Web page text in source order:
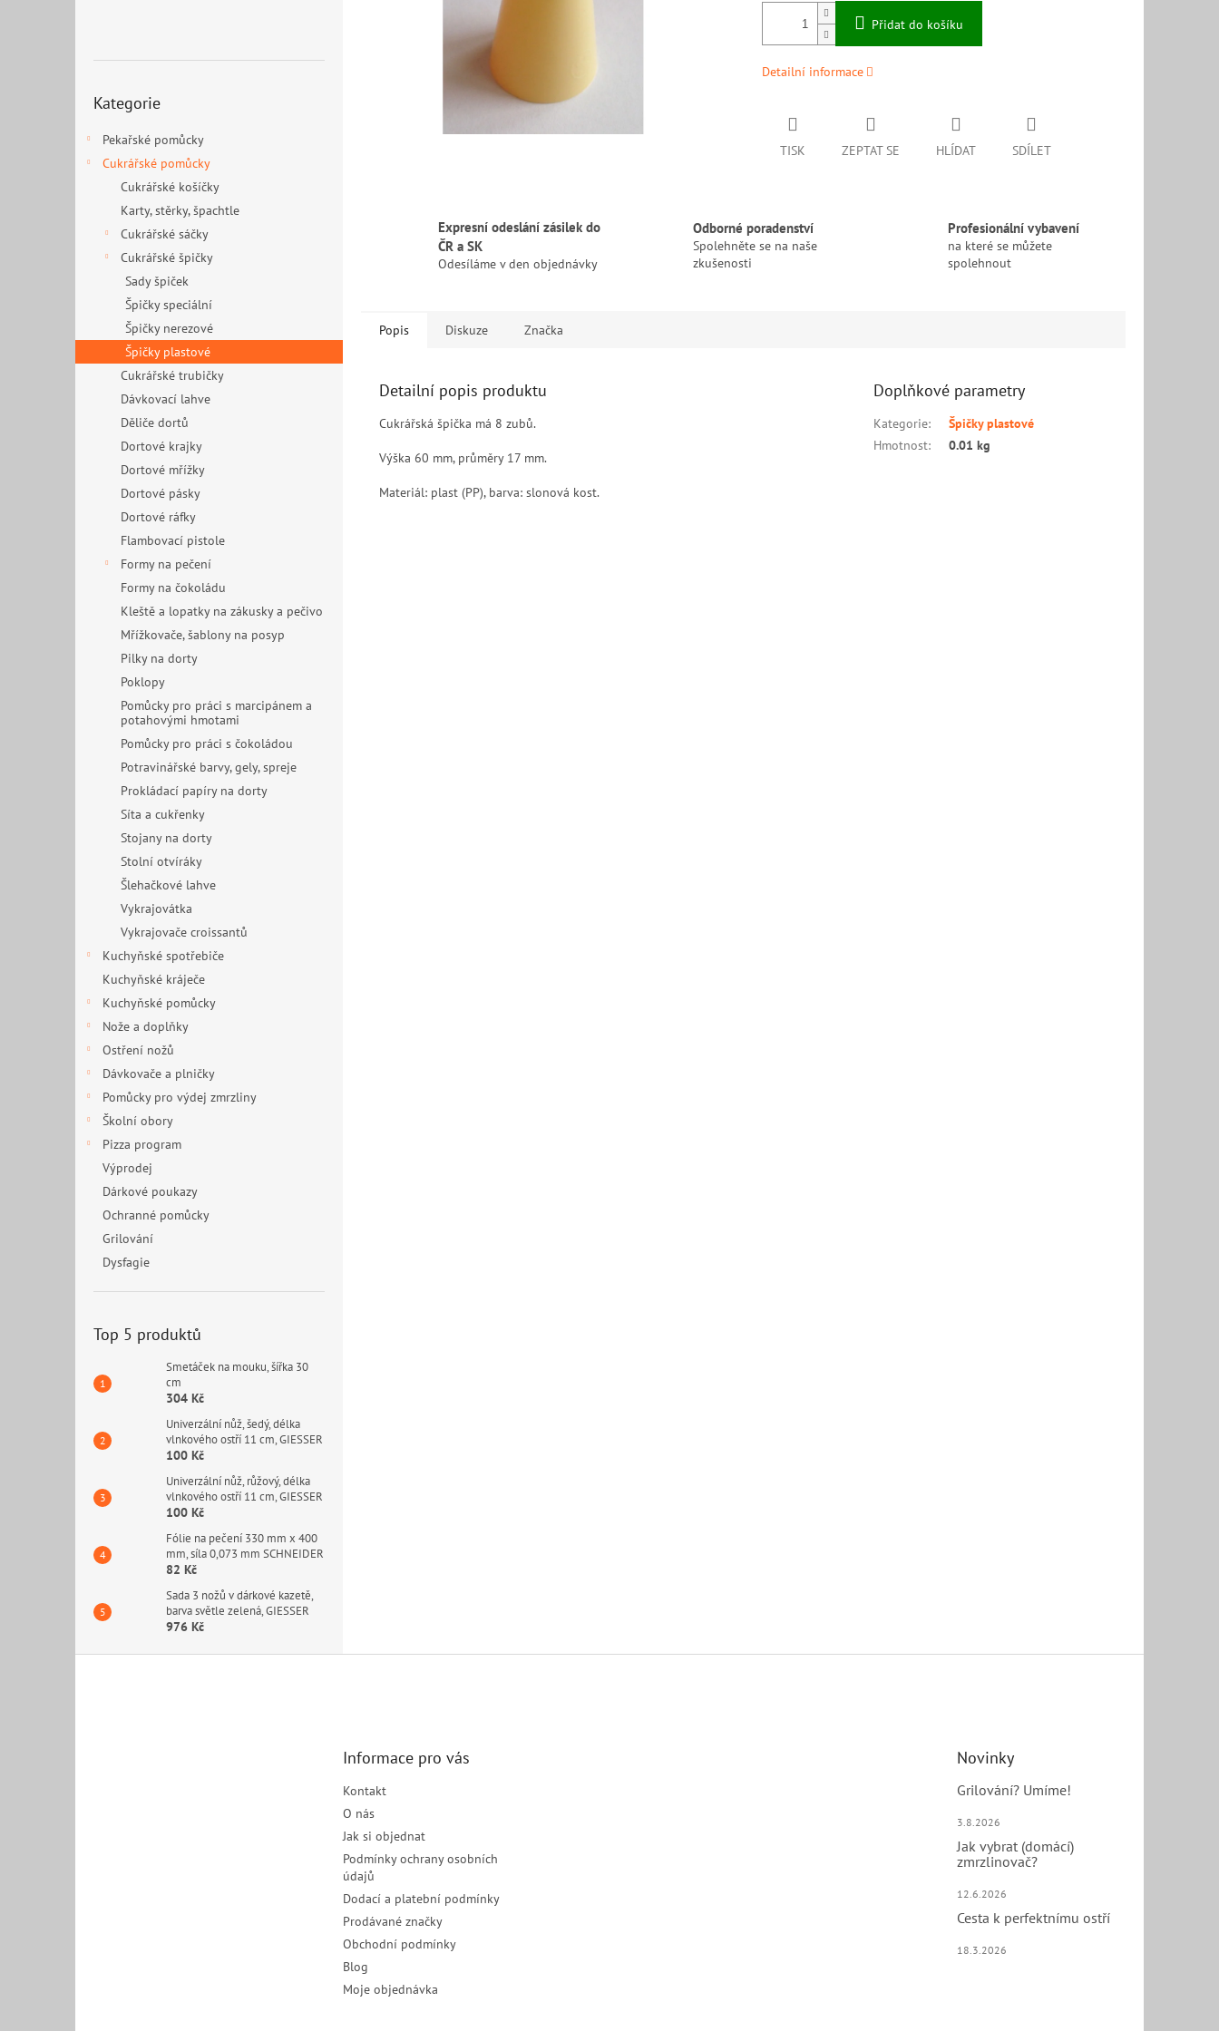
kategorie
Kategorie
Pekařské pomůcky
Cukrářské pomůcky
Cukrářské košíčky
Karty, stěrky, špachtle
Cukrářské sáčky
Cukrářské špičky
Sady špiček
Špičky speciální
Špičky nerezové
Špičky plastové
Cukrářské trubičky
Dávkovací lahve
Děliče dortů
Dortové krajky
Dortové mřížky
Dortové pásky
Dortové ráfky
Flambovací pistole
Formy na pečení
Formy na čokoládu
Kleště a lopatky na zákusky a pečivo
Mřížkovače, šablony na posyp
Pilky na dorty
Poklopy
Pomůcky pro práci s marcipánem a
potahovými hmotami
Pomůcky pro práci s čokoládou
Potravinářské barvy, gely, spreje
Prokládací papíry na dorty
Síta a cukřenky
Stojany na dorty
Stolní otvíráky
Šlehačkové lahve
Vykrajovátka
Vykrajovače croissantů
Kuchyňské spotřebiče
Kuchyňské kráječe
Kuchyňské pomůcky
Nože a doplňky
Ostření nožů
Dávkovače a plničky
Pomůcky pro výdej zmrzliny
Školní obory
Pizza program
Výprodej
Dárkové poukazy
Ochranné pomůcky
Grilování
Dysfagie
Top 5 produktů
Smetáček na mouku, šířka 30
cm
304 Kč
Univerzální nůž, šedý, délka
vlnkového ostří 11 cm, GIESSER
100 Kč
Univerzální nůž, růžový, délka
vlnkového ostří 11 cm, GIESSER
100 Kč
Fólie na pečení 330 mm x 400
mm, síla 0,073 mm SCHNEIDER
82 Kč
Sada 3 nožů v dárkové kazetě,
barva světle zelená, GIESSER
976 Kč
Přidat do košíku
Detailní informace
TISK ZEPTAT SE HLÍDAT SDÍLET
Expresní odeslání zásilek do
ČR a SK
Odesíláme v den objednávky
Odborné poradenství
Spolehněte se na naše
zkušenosti
Profesionální vybavení
na které se můžete
spolehnout
Popis Diskuze Značka
Detailní popis produktu
Cukrářská špička má 8 zubů.
Výška 60 mm, průměry 17 mm.
Materiál: plast (PP), barva: slonová kost.
Doplňkové parametry
Kategorie:
Špičky plastové
Hmotnost: 0.01 kg
Informace pro vás
Kontakt
O nás
Jak si objednat
Podmínky ochrany osobních
údajů
Dodací a platební podmínky
Prodávané značky
Obchodní podmínky
Blog
Moje objednávka
Novinky
Grilování? Umíme!
3.8.2026
Jak vybrat (domácí)
zmrzlinovač?
12.6.2026
Cesta k perfektnímu ostří
18.3.2026